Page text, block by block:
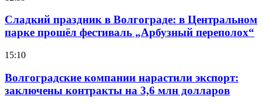
Сладкий праздник в Волгограде: в Центральном
парке прошёл фестиваль „Арбузный переполох“
15:10
Волгоградские компании нарастили экспорт:
заключены контракты на 3,6 млн долларов